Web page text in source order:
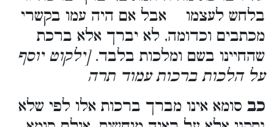
בלחש לעצמו אבל אם היה עמו בקשרי
מכתבים וכדומה, לא יברך אלא ברכת
שהחיינו בשם ומלכות בלבד. [ילקוט יוסף
על הלכות ברכות עמוד תרה
כב סומא אינו מברך ברכות אלו לפי שלא